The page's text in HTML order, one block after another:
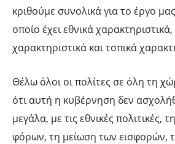
κριθούμε συνολικά για το έργο
οποίο έχει εθνικά
χαρακτηριστικά και τοπικά
Θέλω όλοι οι πολίτες σε όλη τη
ότι αυτή η κυβέρνηση δεν
μεγάλα, με τις εθνικές πολιτικές,
φόρων, τη μείωση των εισφορών,